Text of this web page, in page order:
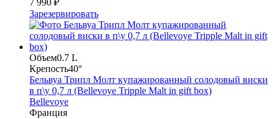
Зарезервировать
Объем0.7 L
Крепость40°
Бельвуа Трипл Молт купажированный солодовый виски
в п\у 0,7 л (Bellevoye Tripple Malt in gift box)
Bellevoye
Франция